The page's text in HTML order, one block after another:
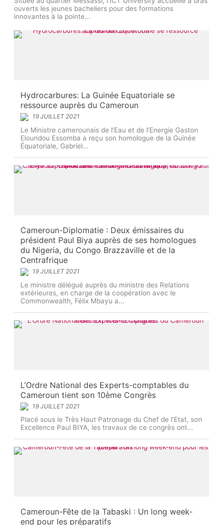
ouverts les jeunes bacheliers pour des formations
innovantes à la pointe...
Hydrocarbures: La Guinée Equatoriale se
ressource auprès du Cameroun
19 JUILLET 2021
Le Ministre camerounais de l’Eau et de l’Energie Gaston
Eloundou Essomba a reçu son homologue de la Guinée
Équatoriale, Gabriel...
Cameroun-Diplomatie : Deux émissaires du
président Paul Biya auprès de ses homologues
du Nigeria, du Congo Brazzaville et de la
Centrafrique
19 JUILLET 2021
Le ministre délégué auprès du ministre des Relations
extérieures, en charge de la coopération avec le
Commonwealth, Félix Mbayu a...
L’Ordre National des Experts-comptables du
Cameroun tient son 10ème Congrès
19 JUILLET 2021
Placé sous le Très Haut Patronage du Chef de l’Etat, son
Excellence Paul BIYA, les travaux de ce congrès ont...
Cameroun-Fête de la Tabaski : Un long week-
end pour les préparatifs